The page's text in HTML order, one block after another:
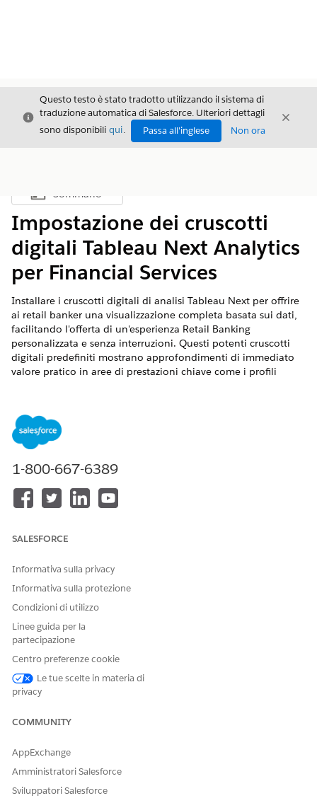
Chiudi
Questo testo è stato tradotto utilizzando il sistema di
traduzione automatica di Salesforce. Ulteriori dettagli
sono disponibili qui. Passa all'inglese Non ora
Chiudi
Mostra sommario
Sommario
Impostazione dei cruscotti
digitali Tableau Next Analytics
per Financial Services
Installare i cruscotti digitali di analisi Tableau Next per offrire
ai retail banker una visualizzazione completa basata sui dati,
facilitando l'offerta di un'esperienza Retail Banking
personalizzata e senza interruzioni. Questi potenti cruscotti
digitali predefiniti mostrano approfondimenti di immediato
valore pratico in aree di prestazioni chiave come i profili
filiali. Unificando questi dati, i bancari possono promuovere
strategie di coinvolgimento personalizzate, elevare l'efficienza
del servizio e approfondire le relazioni con i clienti.
VERSIONI (EDITION) RICHIESTE
Disponibile nelle versioni: Lightning Experience
UnlimitedEdition con la licenza aggiuntiva Agentforce per
AUTORIZZAZIONI UTENTE NECESSARIE
Per utilizzare i cruscotti
digitali Tableau Next
Analytics per Financial
Services:
Da Imposta,
QUESTO ARTICOLO HA RISOLTO IL PROBLEMA?
Facci sapere, così possiamo migliorare!
1-800-667-6389
SALESFORCE
Informativa sulla privacy
Informativa sulla protezione
Condizioni di utilizzo
Linee guida per la
partecipazione
Centro preferenze cookie
Le tue scelte in materia di
privacy
COMMUNITY
AppExchange
Amministratori Salesforce
Sviluppatori Salesforce